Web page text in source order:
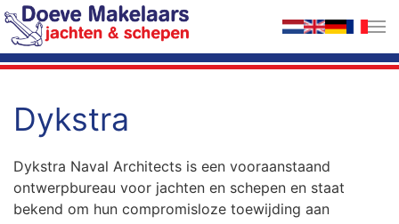
Terug naar hoofdinhoud
Dykstra
Dykstra Naval Architects is een vooraanstaand
ontwerpbureau voor jachten en schepen en staat
bekend om hun compromisloze toewijding aan